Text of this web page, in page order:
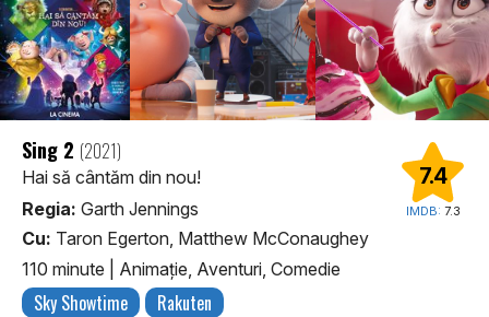
7.4
IMDB: 7.3
Sing 2 (2021)
Hai să cântăm din nou!
Regia: Garth Jennings
Cu: Taron Egerton, Matthew McConaughey
110 minute
Animaţie, Aventuri, Comedie
Sky Showtime Rakuten